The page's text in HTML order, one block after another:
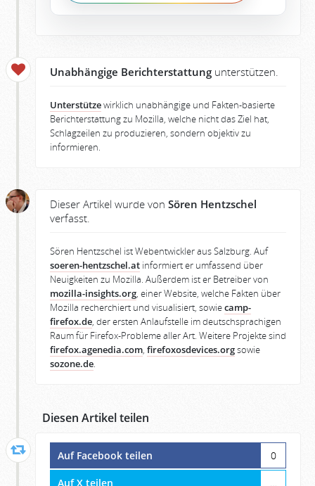
Unabhängige Berichterstattung unterstützen.
Unterstützewirklich unabhängige und Fakten-basierte
Berichterstattung zu Mozilla, welche nicht das Ziel hat,
Schlagzeilen zu produzieren, sondern objektiv zu
informieren.
Dieser Artikel wurde von Sören Hentzschel
verfasst.
Sören Hentzschel ist Webentwickler aus Salzburg. Auf
soeren-hentzschel.at informiert er umfassend über
Neuigkeiten zu Mozilla. Außerdem ist er Betreiber von
mozilla-insights.org, einer Website, welche Fakten über
Mozilla recherchiert und visualisiert, sowiecamp-
firefox.de, der ersten Anlaufstelle im deutschsprachigen
Raum für Firefox-Probleme aller Art. Weitere Projekte sind
firefox.agenedia.com, firefoxosdevices.orgsowie
sozone.de.
Diesen Artikel teilen
Auf Facebook teilen 0
Auf X teilen